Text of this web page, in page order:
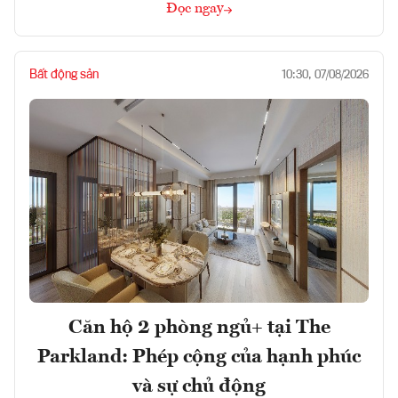
Đọc ngay
Bất động sản 10:30, 07/08/2026
Căn hộ 2 phòng ngủ+ tại The
Parkland: Phép cộng của hạnh phúc
và sự chủ động